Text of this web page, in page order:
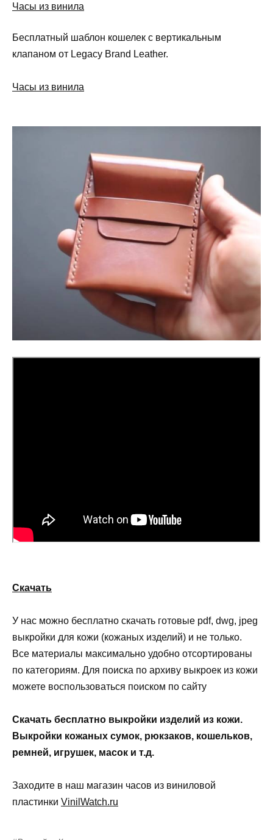
Часы из винила
Бесплатный шаблон кошелек с вертикальным
клапаном от Legacy Brand Leather.
Часы из винила
Скачать
У нас можно бесплатно скачать готовые pdf, dwg, jpeg
выкройки для кожи (кожаных изделий) и не только.
Все материалы максимально удобно отсортированы
по категориям. Для поиска по архиву выкроек из кожи
можете воспользоваться поиском по сайту
Скачать бесплатно выкройки изделий из кожи.
Выкройки кожаных сумок, рюкзаков, кошельков,
ремней, игрушек, масок и т.д.
Заходите в наш магазин часов из виниловой
пластинки VinilWatch.ru